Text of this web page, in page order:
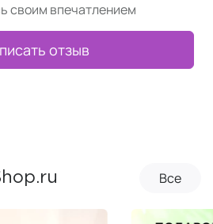
своим впечатлением
отзыв
Все